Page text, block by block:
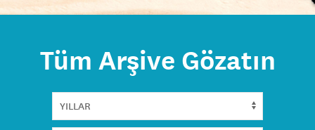
Tüm Arşive Gözatın